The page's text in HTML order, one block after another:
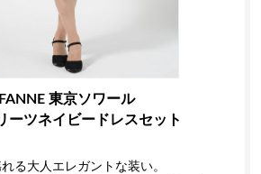
東京ソワール
ーツネイビードレスセット
る大人エレガントな装い。